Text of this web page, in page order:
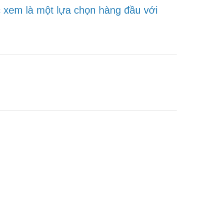
là một lựa chọn hàng đầu với